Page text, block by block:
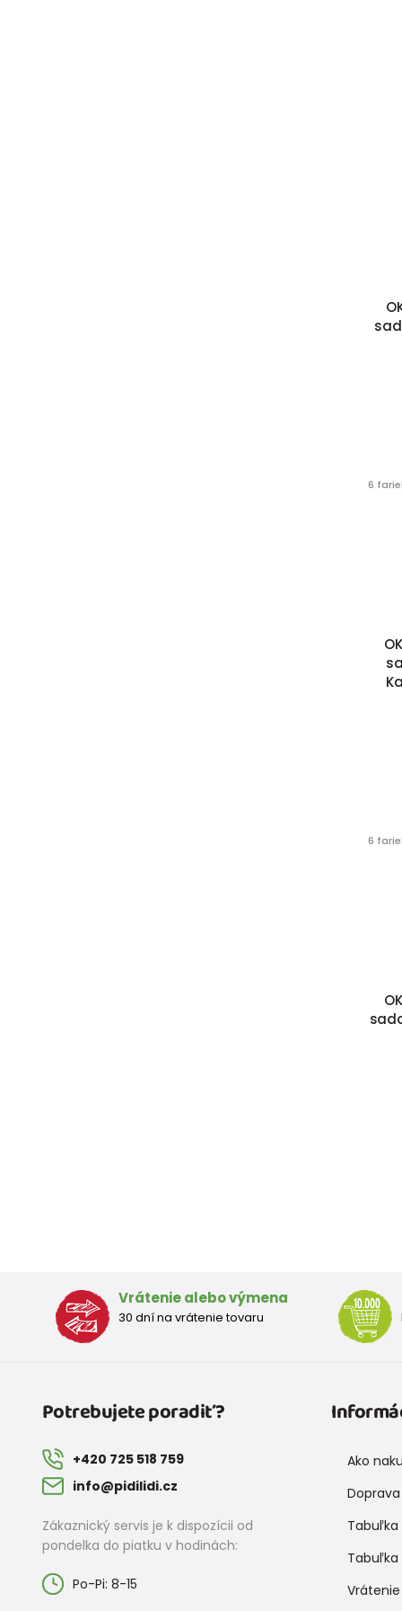
6
6
Vrátenie alebo výmena
30 dní na vrátenie tovaru
Potrebujete poradiť?
+420 725 518 759
info@pidilidi.cz
Zákaznický servis je k dispozícii od
pondelka do piatku v hodinách:
Po-Pi: 8-15
Ako